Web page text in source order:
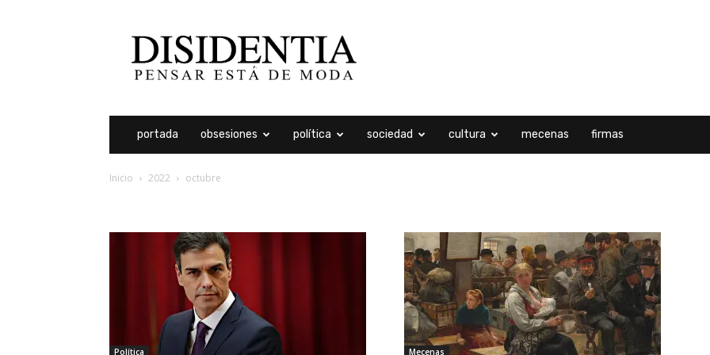
portada obsesiones política sociedad cultura mecenas firmas
Inicio 2022 octubre
Política Mecenas